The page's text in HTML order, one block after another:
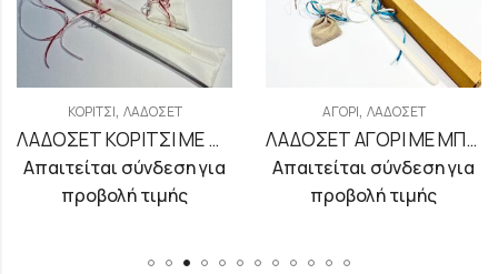
ΚΟΡΊΤΣΙ, ΛΑΔΟΣΈΤ
ΛΑΔΟΣΕΤ ΚΟΡΙΤΣΙ ΜΕ ΘΕΜΑ ΑΕΡΟΣΤΑΤΟ
Απαιτείται σύνδεση για
προβολή τιμής
ΑΓΌΡΙ, ΛΑΔΟΣΈΤ
ΛΑΔΟΣΕΤ ΑΓΟΡΙ ΜΕ ΜΠΛΕ ΧΑΝΤΡΑ
Απαιτείται σύνδεση για
προβολή τιμής